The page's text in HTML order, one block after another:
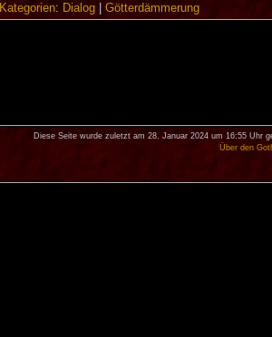
Kategorien: Dialog| Götterdämmerung
Diese Seite wurde zuletzt am 28. Januar 2024 um 16:55 Uhr
Über den